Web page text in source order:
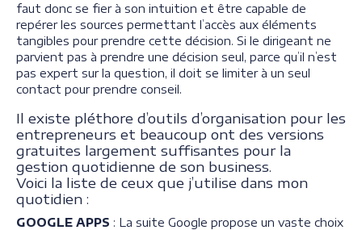
faut donc se fier à son intuition et être capable de
repérer les sources permettant l’accès aux éléments
tangibles pour prendre cette décision. Si le dirigeant ne
parvient pas à prendre une décision seul, parce qu’il n’est
pas expert sur la question, il doit se limiter à un seul
contact pour prendre conseil.
Il existe pléthore d’outils d’organisation pour les
entrepreneurs et beaucoup ont des versions
gratuites largement suffisantes pour la
gestion quotidienne de son business.
Voici la liste de ceux que j’utilise dans mon
quotidien :
GOOGLE APPS : La suite Google propose un vaste choix